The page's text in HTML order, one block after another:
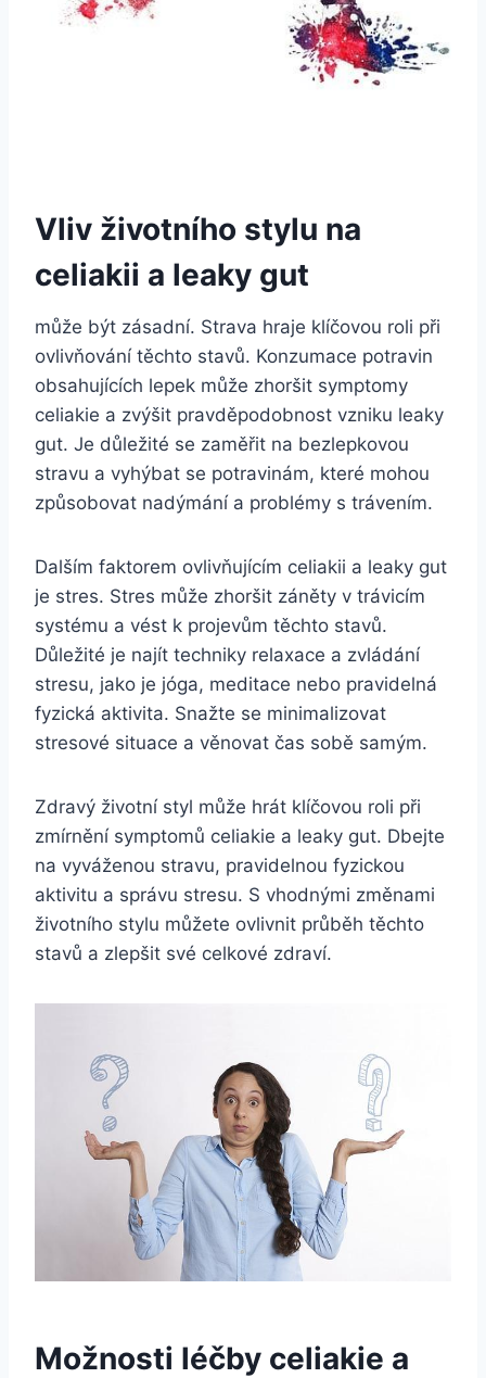
Vliv životního stylu na
celiakii a leaky gut
může být zásadní. Strava hraje klíčovou roli při
ovlivňování těchto stavů. Konzumace potravin
obsahujících lepek může zhoršit symptomy
celiakie a zvýšit pravděpodobnost vzniku leaky
gut. Je důležité se zaměřit na bezlepkovou
stravu a vyhýbat se potravinám, které mohou
způsobovat nadýmání a problémy s trávením.
Dalším faktorem ovlivňujícím celiakii a leaky gut
je stres. Stres může zhoršit záněty v trávicím
systému a vést k projevům těchto stavů.
Důležité je najít techniky relaxace a zvládání
stresu, jako je jóga, meditace nebo pravidelná
fyzická aktivita. Snažte se minimalizovat
stresové situace a věnovat čas sobě samým.
Zdravý životní styl může hrát klíčovou roli při
zmírnění symptomů celiakie a leaky gut. Dbejte
na vyváženou stravu, pravidelnou fyzickou
aktivitu a správu stresu. S vhodnými změnami
životního stylu můžete ovlivnit průběh těchto
stavů a zlepšit své celkové zdraví.
Možnosti léčby celiakie a